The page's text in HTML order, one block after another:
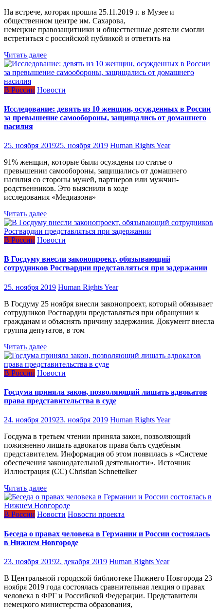
На встрече, которая прошла 25.11.2019 г. в Музее и
общественном центре им. Сахарова,
немецкие правозащитники и общественные деятели смогли
встретиться с российской публикой и ответить на
Читать далее
В России Новости
Исследование: девять из 10 женщин, осужденных в России
за превышение самообороны, защищались от домашнего
насилия
25. ноября 201925. ноября 2019 Human Rights Year
91% женщин, которые были осуждены по статье о
превышении самообороны, защищались от домашнего
насилия со стороны мужей, партнеров или мужчин-
родственников. Это выяснили в ходе
исследования «Медиазона»
Читать далее
В России Новости
В Госдуму внесли законопроект, обязывающий
сотрудников Росгвардии представляться при задержании
25. ноября 2019 Human Rights Year
В Госдуму 25 ноября внесли законопроект, который обязывает
сотрудников Росгвардии представляться при обращении к
гражданам и объяснять причину задержания. Документ внесла
группа депутатов, в том
Читать далее
В России Новости
Госдума приняла закон, позволяющий лишать адвокатов
права представительства в суде
24. ноября 201923. ноября 2019 Human Rights Year
Госдума в третьем чтении приняла закон, позволяющий
пожизненно лишать адвокатов права быть судебным
представителем. Информация об этом появилась в «Системе
обеспечения законодательной деятельности». Источник
Иллюстрация (CC) Christian Schnettelker
Читать далее
В России Новости Новости проекта
Беседа о правах человека в Германии и России состоялась
в Нижнем Новгороде
23. ноября 20192. декабря 2019 Human Rights Year
В Центральной городской библиотеке Нижнего Новгорода 23
ноября 2019 года состоялась сравнительная лекция о правах
человека в ФРГ и Российской Федерации. Представители
немецкого министерства образования,